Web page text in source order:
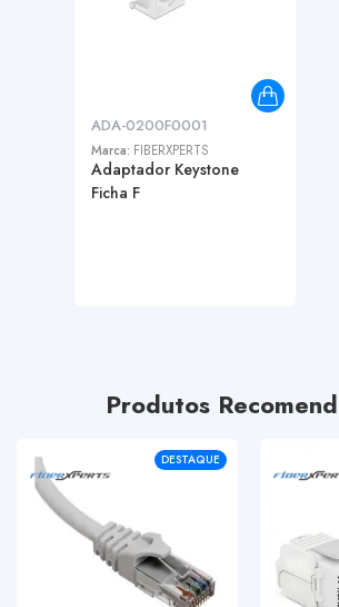
ADA-0200F0001
Marca: FIBERXPERTS
Adaptador Keystone
Ficha F
Produtos
DESTAQUE